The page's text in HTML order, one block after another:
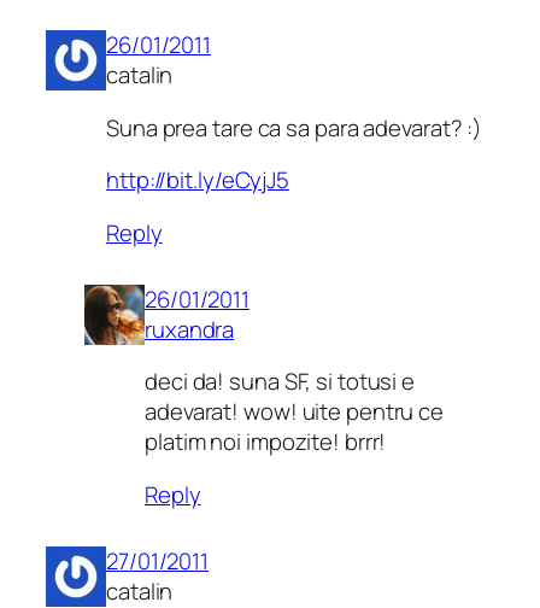
26/01/2011
catalin
Suna prea tare ca sa para adevarat? :)
http://bit.ly/eCyjJ5
Reply
26/01/2011
ruxandra
deci da! suna SF, si totusi e
adevarat! wow! uite pentru ce
platim noi impozite! brrr!
Reply
27/01/2011
catalin